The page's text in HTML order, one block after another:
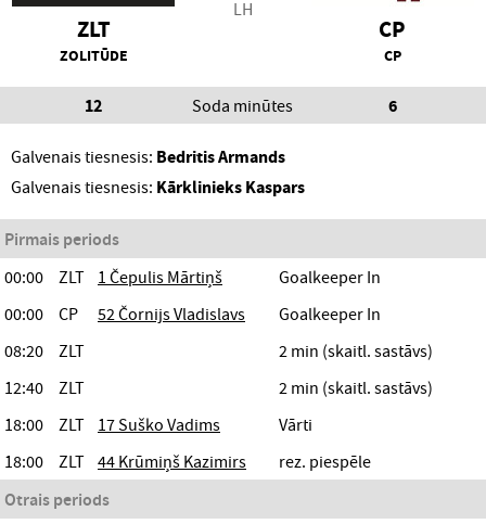
ZLT
ZOLITŪDE
LH
CP
CP
12 Soda minūtes 6
Galvenais tiesnesis: Bedritis Armands
Galvenais tiesnesis: Kārklinieks Kaspars
Pirmais periods
00:00
ZLT 1 Čepulis Mārtiņš
Goalkeeper In
00:00
CP 52 Čornijs Vladislavs
Goalkeeper In
08:20
ZLT
2 min (skaitl. sastāvs)
12:40
ZLT
2 min (skaitl. sastāvs)
18:00
ZLT 17 Suško Vadims
Vārti
18:00
ZLT 44 Krūmiņš Kazimirs
rez. piespēle
Otrais periods